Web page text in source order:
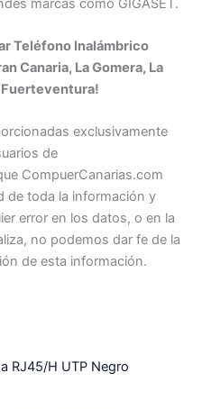
marcas como GIGASET.
Teléfono Inalámbrico
Canaria, La Gomera, La
Fuerteventura!
exclusivamente
de
CompuerCanarias.com
de toda la información y
error en los datos, o en la
no podemos dar fe de la
de esta información.